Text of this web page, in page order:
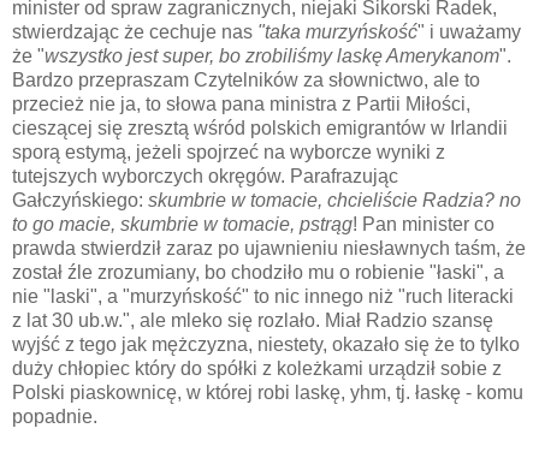
minister od spraw zagranicznych, niejaki Sikorski Radek,
stwierdzając że cechuje nas "taka murzyńskość" i uważamy
że "wszystko jest super, bo zrobiliśmy laskę Amerykanom".
Bardzo przepraszam Czytelników za słownictwo, ale to
przecież nie ja, to słowa pana ministra z Partii Miłości,
cieszącej się zresztą wśród polskich emigrantów w Irlandii
sporą estymą, jeżeli spojrzeć na wyborcze wyniki z
tutejszych wyborczych okręgów. Parafrazując
Gałczyńskiego: skumbrie w tomacie, chcieliście Radzia? no
to go macie, skumbrie w tomacie, pstrąg! Pan minister co
prawda stwierdził zaraz po ujawnieniu niesławnych taśm, że
został źle zrozumiany, bo chodziło mu o robienie "łaski", a
nie "laski", a "murzyńskość" to nic innego niż "ruch literacki
z lat 30 ub.w.", ale mleko się rozlało. Miał Radzio szansę
wyjść z tego jak mężczyzna, niestety, okazało się że to tylko
duży chłopiec który do spółki z koleżkami urządził sobie z
Polski piaskownicę, w której robi laskę, yhm, tj. łaskę - komu
popadnie.